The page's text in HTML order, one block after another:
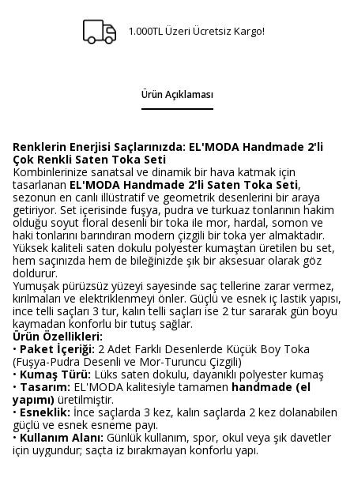
1.000TL Üzeri Ücretsiz Kargo!
Ürün Açıklaması
Renklerin Enerjisi Saçlarınızda: EL'MODA Handmade 2'li
Çok Renkli Saten Toka Seti
Kombinlerinize sanatsal ve dinamik bir hava katmak için
tasarlanan EL'MODA Handmade 2'li Saten Toka Seti,
sezonun en canlı illüstratif ve geometrik desenlerini bir araya
getiriyor. Set içerisinde fuşya, pudra ve turkuaz tonlarının hakim
olduğu soyut floral desenli bir toka ile mor, hardal, somon ve
haki tonlarını barındıran modern çizgili bir toka yer almaktadır.
Yüksek kaliteli saten dokulu polyester kumaştan üretilen bu set,
hem saçınızda hem de bileğinizde şık bir aksesuar olarak göz
doldurur.
Yumuşak pürüzsüz yüzeyi sayesinde saç tellerine zarar vermez,
kırılmaları ve elektriklenmeyi önler. Güçlü ve esnek iç lastik yapısı,
ince telli saçları 3 tur, kalın telli saçları ise 2 tur sararak gün boyu
kaymadan konforlu bir tutuş sağlar.
Ürün Özellikleri:
• Paket İçeriği: 2 Adet Farklı Desenlerde Küçük Boy Toka
(Fuşya-Pudra Desenli ve Mor-Turuncu Çizgili)
• Kumaş Türü: Lüks saten dokulu, dayanıklı polyester kumaş
• Tasarım: EL'MODA kalitesiyle tamamen handmade (el
yapımı) üretilmiştir.
• Esneklik: İnce saçlarda 3 kez, kalın saçlarda 2 kez dolanabilen
güçlü ve esnek esneme payı.
•Kullanım Alanı: Günlük kullanım, spor, okul veya şık davetler
için uygundur; saçta iz bırakmayan konforlu yapı.